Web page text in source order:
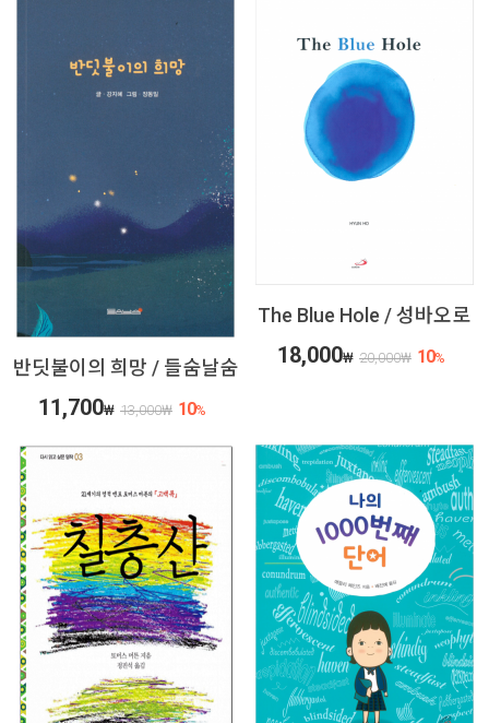
반딧불이의 희망 / 들숨날숨
11,700₩ 13,000₩ 10%
The Blue Hole / 성바오로
18,000₩ 20,000₩ 10%